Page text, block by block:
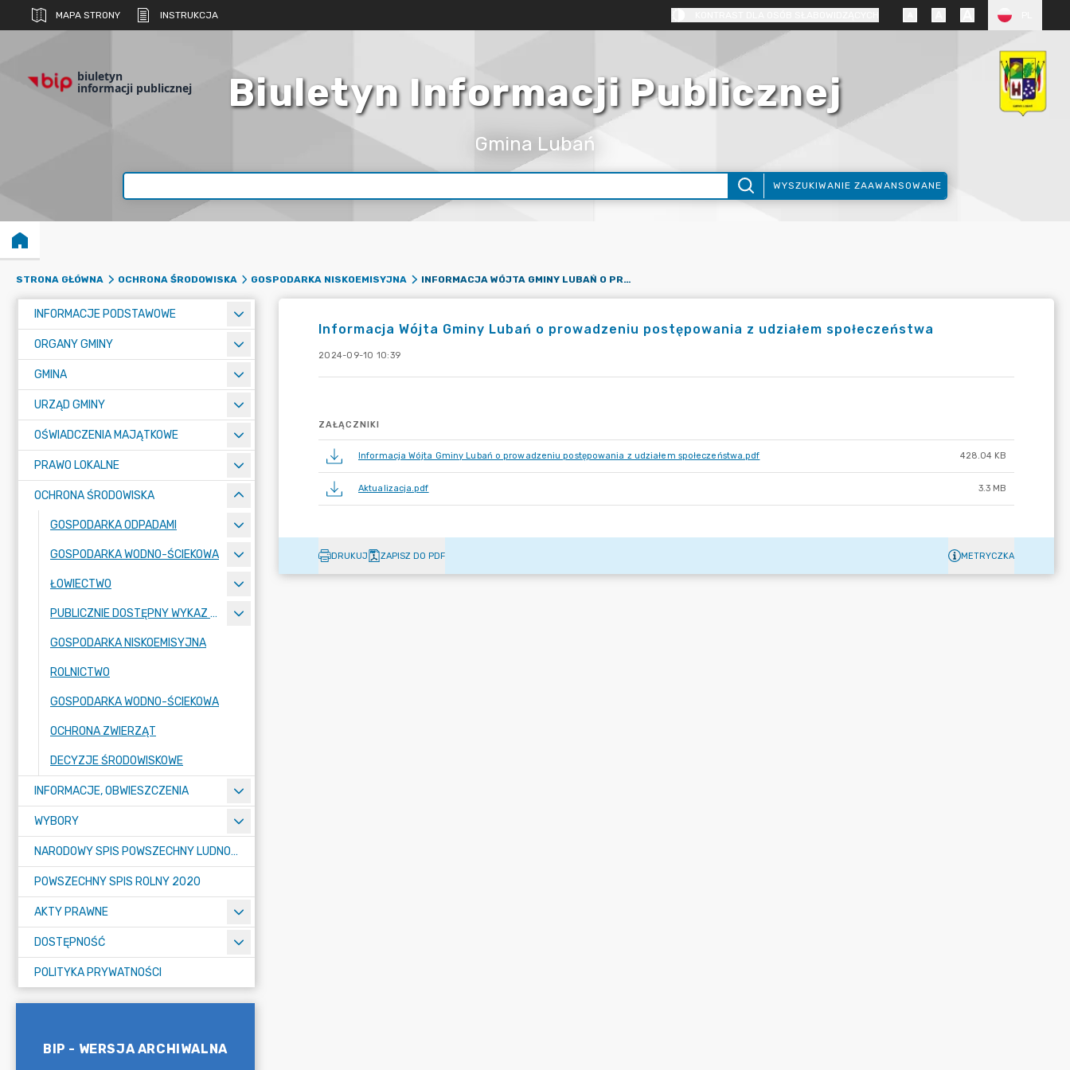
MAPA STRONY INSTRUKCJA
biuletyn
informacji publicznej Biuletyn Informacji Publicznej
Gmina Lubań
WYSZUKIWANIE ZAAWANSOWANE
STRONA GŁÓWNA OCHRONA ŚRODOWISKA GOSPODARKA NISKOEMISYJNA INFORMACJA WÓJTA GMINY LUBAŃ O PROWADZENIU POSTĘPOWANIA Z UDZIAŁEM SPOŁECZEŃSTWA
INFORMACJE PODSTAWOWE
ORGANY GMINY
GMINA
URZĄD GMINY
OŚWIADCZENIA MAJĄTKOWE
PRAWO LOKALNE
OCHRONA ŚRODOWISKA
GOSPODARKA ODPADAMI
GOSPODARKA WODNO-ŚCIEKOWA
ŁOWIECTWO
PUBLICZNIE DOSTĘPNY WYKAZ DANYCH
GOSPODARKA NISKOEMISYJNA
ROLNICTWO
GOSPODARKA WODNO-ŚCIEKOWA
OCHRONA ZWIERZĄT
DECYZJE ŚRODOWISKOWE
INFORMACJE, OBWIESZCZENIA
WYBORY
NARODOWY SPIS POWSZECHNY LUDNOŚCI I MIESZKAŃ W 2021
POWSZECHNY SPIS ROLNY 2020
AKTY PRAWNE
DOSTĘPNOŚĆ
POLITYKA PRYWATNOŚCI
BIP - WERSJA ARCHIWALNA
Informacja Wójta Gminy Lubań o prowadzeniu postępowania z udziałem społeczeństwa
2024-09-10 10:39
ZAŁĄCZNIKI
Informacja Wójta Gminy Lubań o prowadzeniu postępowania z udziałem społeczeństwa.pdf 428.04 KB
Aktualizacja.pdf 3.3 MB
DRUKUJ ZAPISZ DO PDF METRYCZKA